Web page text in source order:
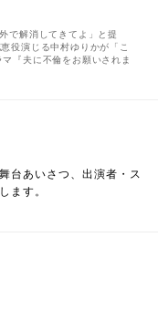
で解消してきてよ」と提
役演じる中村ゆりかが「こ
『夫に不倫をお願いされま
台あいさつ、出演者・ス
ます。